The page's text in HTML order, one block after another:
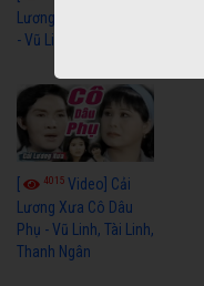
Lương Nợ Cha Con Trả
- Vũ Linh, Tài Linh
[ 4015 Video] Cải
Lương Xưa Cô Dâu
Phụ - Vũ Linh, Tài Linh,
Thanh Ngân